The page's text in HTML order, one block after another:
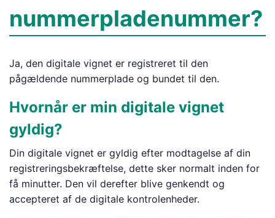
nummerpladenummer?
Ja, den digitale vignet er registreret til den
pågældende nummerplade og bundet til den.
Hvornår er min digitale vignet
gyldig?
Din digitale vignet er gyldig efter modtagelse af din
registreringsbekræftelse, dette sker normalt inden for
få minutter. Den vil derefter blive genkendt og
accepteret af de digitale kontrolenheder.